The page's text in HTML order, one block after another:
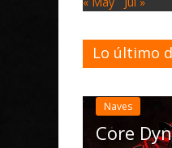
Lo último
Naves
Core